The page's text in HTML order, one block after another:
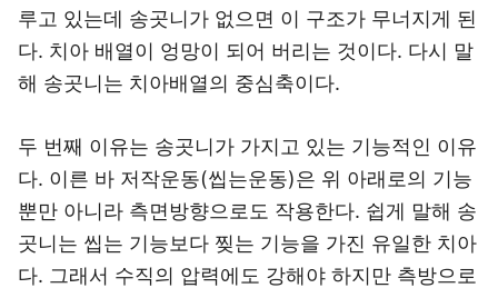
루고 있는데 송곳니가 없으면 이 구조가 무너지게 된
다. 치아 배열이 엉망이 되어 버리는 것이다. 다시 말
해 송곳니는 치아배열의 중심축이다.
두 번째 이유는 송곳니가 가지고 있는 기능적인 이유
다. 이른 바 저작운동(씹는운동)은 위 아래로의 기능
뿐만 아니라 측면방향으로도 작용한다. 쉽게 말해 송
곳니는 씹는 기능보다 찢는 기능을 가진 유일한 치아
다. 그래서 수직의 압력에도 강해야 하지만 측방으로